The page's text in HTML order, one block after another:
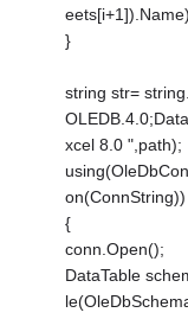
}
string str=
xcel 8.0 ",path);
on(ConnString))
{
conn.Open();
DataTable